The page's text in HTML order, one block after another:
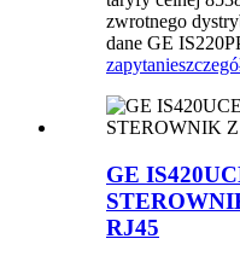
zwrotnego
dane GE
zapytanie
GE
RJ45